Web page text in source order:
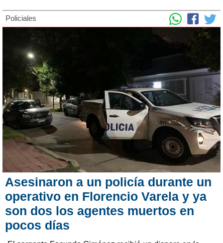
Policiales
Asesinaron a un policía durante un
operativo en Florencio Varela y ya
son dos los agentes muertos en
pocos días